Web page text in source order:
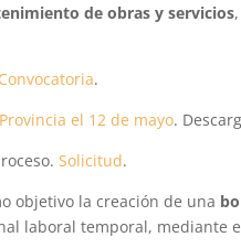
de obras y servicios
.
el 12 de mayo.
Solicitud.
objetivo la creación de una
laboral temporal, mediante